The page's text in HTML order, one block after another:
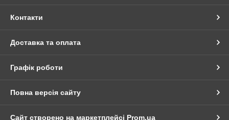
Контакти
Доставка та оплата
Графік роботи
Повна версія сайту
Сайт створено на маркетплейсі Prom.ua